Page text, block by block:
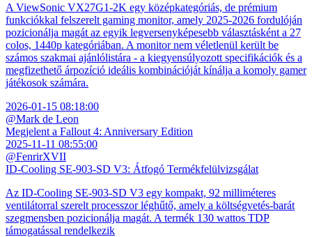
A ViewSonic VX27G1-2K egy középkategóriás, de prémium
funkciókkal felszerelt gaming monitor, amely 2025-2026 fordulóján
pozicionálja magát az egyik legversenyképesebb választásként a 27
colos, 1440p kategóriában. A monitor nem véletlenül került be
számos szakmai ajánlólistára - a kiegyensúlyozott specifikációk és a
megfizethető árpozíció ideális kombinációját kínálja a komoly gamer
játékosok számára.
2026-01-15 08:18:00
@Mark de Leon
Megjelent a Fallout 4: Anniversary Edition
2025-11-11 08:55:00
@FenrirXVII
ID-Cooling SE-903-SD V3: Átfogó Termékfelülvizsgálat
Az ID-Cooling SE-903-SD V3 egy kompakt, 92 milliméteres
ventilátorral szerelt processzor léghűtő, amely a költségvetés-barát
szegmensben pozicionálja magát. A termék 130 wattos TDP
támogatással rendelkezik